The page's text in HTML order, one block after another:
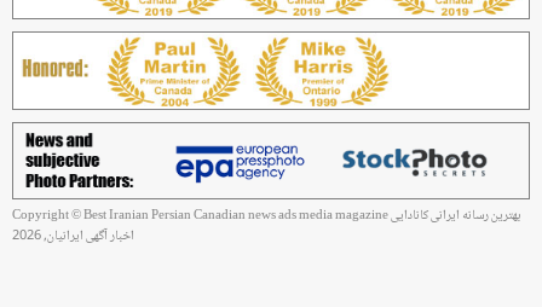
Copyright © Best Iranian Persian Canadian news ads media magazine بهترین رسانه ایرانی کانادایی
اخبار آگهی ایرانیان, 2026